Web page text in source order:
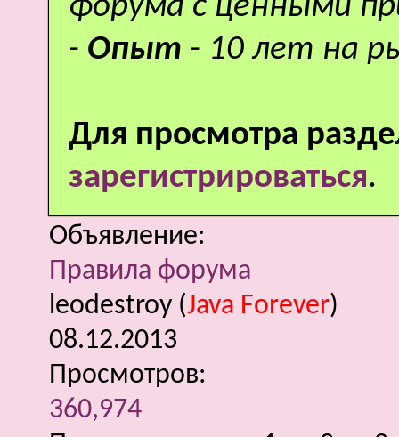
форума с ценными
- Опыт - 10 лет на
Для просмотра
зарегистрироваться.
Объявление:
Правила форума
leodestroy (Java Forever)
08.12.2013
Просмотров:
360,974